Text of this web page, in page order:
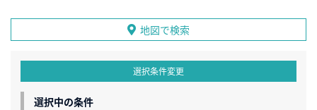
地図で検索
選択条件変更
選択中の条件